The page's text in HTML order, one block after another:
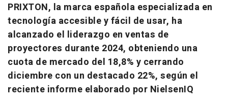
PRIXTON, la marca española especializada en
tecnología accesible y fácil de usar, ha
alcanzado el liderazgo en ventas de
proyectores durante 2024, obteniendo una
cuota de mercado del 18,8% y cerrando
diciembre con un destacado 22%, según el
reciente informe elaborado por NielsenIQ